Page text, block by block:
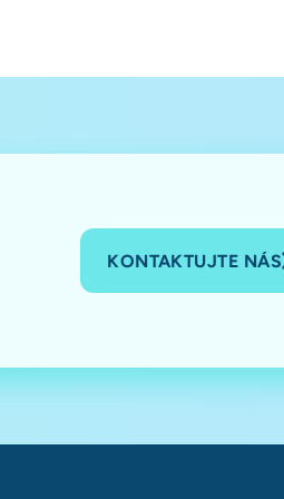
KONTAKTUJTE NÁS